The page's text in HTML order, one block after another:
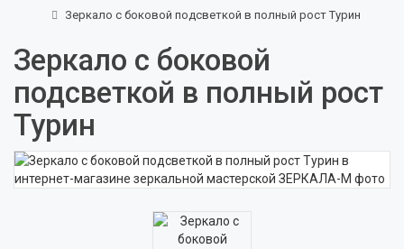
Зеркало с боковой подсветкой в полный рост Турин
Зеркало с боковой
подсветкой в полный рост
Турин